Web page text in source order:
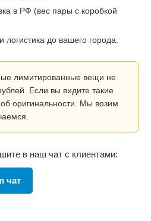
в РФ (вес пары с коробкой
логистика до вашего города.
лимитированные вещи не
Если вы видите такие
оригинальности. Мы возим
в наш чат с клиентами:
чат